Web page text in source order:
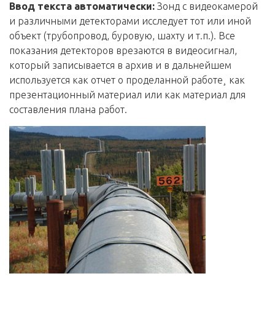
Ввод текста автоматически: Зонд с видеокамерой
и различными детекторами исследует тот или иной
объект (трубопровод, буровую, шахту и т.п.). Все
показания детекторов врезаются в видеосигнал,
который записывается в архив и в дальнейшем
используется как отчет о проделанной работе¸ как
презентационный материал или как материал для
составления плана работ.